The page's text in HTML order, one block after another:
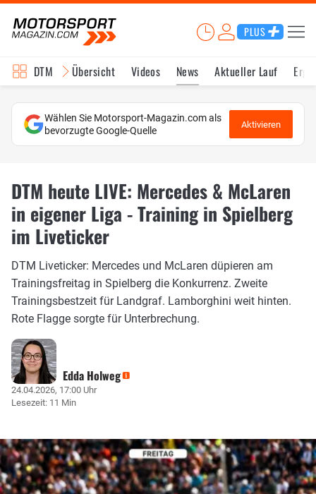
PLUS
DTM Übersicht Videos News Aktueller Lauf
Wählen Sie Motorsport-Magazin.com als
bevorzugte Google-Quelle
Aktivieren
DTM heute LIVE: Mercedes & McLaren
in eigener Liga - Training in Spielberg
im Liveticker
DTM Liveticker: Mercedes und McLaren düpieren am
Trainingsfreitag in Spielberg die Konkurrenz. Zweite
Trainingsbestzeit für Landgraf. Lamborghini weit hinten.
Rote Flagge sorgte für Unterbrechung.
Edda Holweg
24.04.2026, 17:00 Uhr
Lesezeit: 11 Min